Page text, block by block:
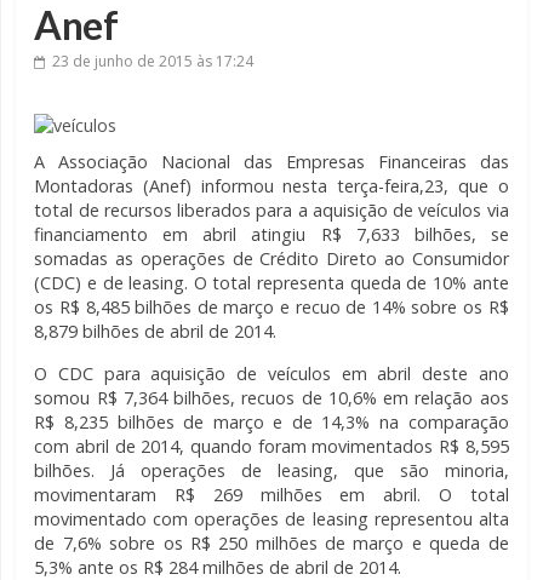
Anef
23 de junho de 2015 às 17:24
A Associação Nacional das Empresas Financeiras das
Montadoras (Anef) informou nesta terça-feira,23, que o
total de recursos liberados para a aquisição de veículos via
financiamento em abril atingiu R$ 7,633 bilhões, se
somadas as operações de Crédito Direto ao Consumidor
(CDC) e de leasing. O total representa queda de 10% ante
os R$ 8,485 bilhões de março e recuo de 14% sobre os R$
8,879 bilhões de abril de 2014.
O CDC para aquisição de veículos em abril deste ano
somou R$ 7,364 bilhões, recuos de 10,6% em relação aos
R$ 8,235 bilhões de março e de 14,3% na comparação
com abril de 2014, quando foram movimentados R$ 8,595
bilhões. Já operações de leasing, que são minoria,
movimentaram R$ 269 milhões em abril. O total
movimentado com operações de leasing representou alta
de 7,6% sobre os R$ 250 milhões de março e queda de
5,3% ante os R$ 284 milhões de abril de 2014.